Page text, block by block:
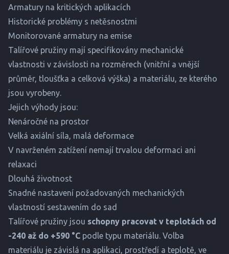
Armatury na kritických aplikacích
Historické problémy s netěsnostmi
Monitorované armatury na emise
Talířové pružiny mají specifikovány mechanické
vlastnosti v závislosti na rozměrech (vnitřní a vnější
průměr, tloušťka a celková výška) a materiálu, ze kterého
jsou vyrobeny.
Jejich výhody jsou:
Nenáročné na prostor
Velká axiální síla, malá deformace
V navrženém zatížení nemají trvalou deformaci ani
relaxaci
Dlouhá životnost
Snadné nastavení požadovaných mechanických
vlastností sestavením do sad
Talířové pružiny jsou schopny pracovat v teplotách od
-240 až do +590 °C podle typu materiálu. Volba
materiálu je závislá na aplikaci, prostředí a teplotě, ve